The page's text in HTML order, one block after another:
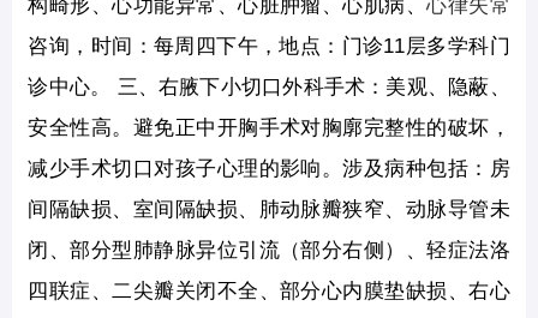
构畸形、心功能异常、心脏肿瘤、心肌病、心律失常
咨询，时间：每周四下午，地点：门诊11层多学科门
诊中心。 三、右腋下小切口外科手术：美观、隐蔽、
安全性高。避免正中开胸手术对胸廓完整性的破坏，
减少手术切口对孩子心理的影响。涉及病种包括：房
间隔缺损、室间隔缺损、肺动脉瓣狭窄、动脉导管未
闭、部分型肺静脉异位引流（部分右侧）、轻症法洛
四联症、二尖瓣关闭不全、部分心内膜垫缺损、右心